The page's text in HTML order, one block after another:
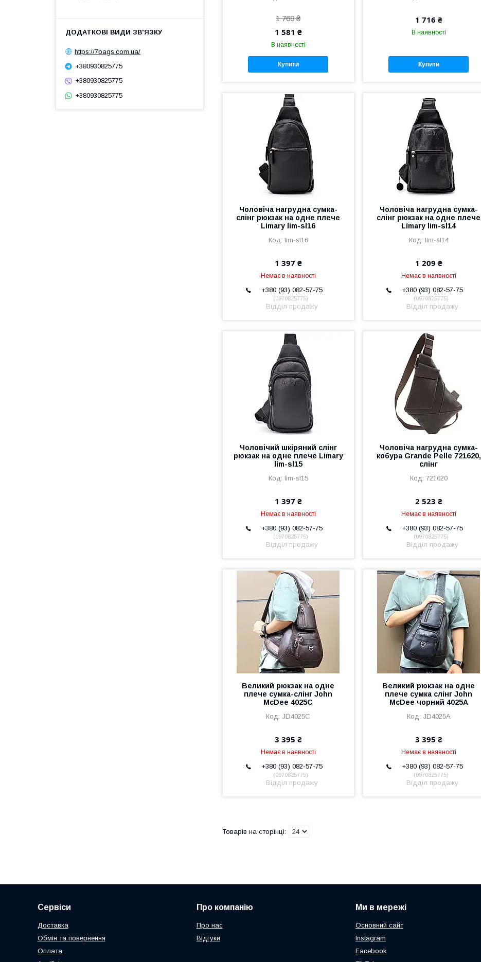
1 769 ₴
1 581 ₴
В наявності
Купити
1 716 ₴
В наявності
Купити
Чоловіча нагрудна сумка-
слінг рюкзак на одне плече
Limary lim-sl16
lim-sl16
1 397 ₴
Немає в наявності
+380 (93) 082-57-75
0970825775
Відділ продажу
Чоловіча нагрудна сумка-
слінг рюкзак на одне плече
Limary lim-sl14
lim-sl14
1 209 ₴
Немає в наявності
+380 (93) 082-57-75
0970825775
Відділ продажу
Чоловічий шкіряний слінг
рюкзак на одне плече Limary
lim-sl15
lim-sl15
1 397 ₴
Немає в наявності
+380 (93) 082-57-75
0970825775
Відділ продажу
Чоловіча нагрудна сумка-
кобура Grande Pelle 721620,
слінг
721620
2 523 ₴
Немає в наявності
+380 (93) 082-57-75
0970825775
Відділ продажу
Великий рюкзак на одне
плече сумка-слінг John
McDee 4025C
JD4025C
3 395 ₴
Немає в наявності
+380 (93) 082-57-75
0970825775
Відділ продажу
Великий рюкзак на одне
плече сумка слінг John
McDee чорний 4025A
JD4025A
3 395 ₴
Немає в наявності
+380 (93) 082-57-75
0970825775
Відділ продажу
https://7bags.com.ua/
+380930825775
+380930825775
+380930825775
Сервіси
Доставка
Обмін та повернення
Оплата
Про компанію
Про нас
Відгуки
Ми в мережі
Основний сайт
Instagram
Facebook